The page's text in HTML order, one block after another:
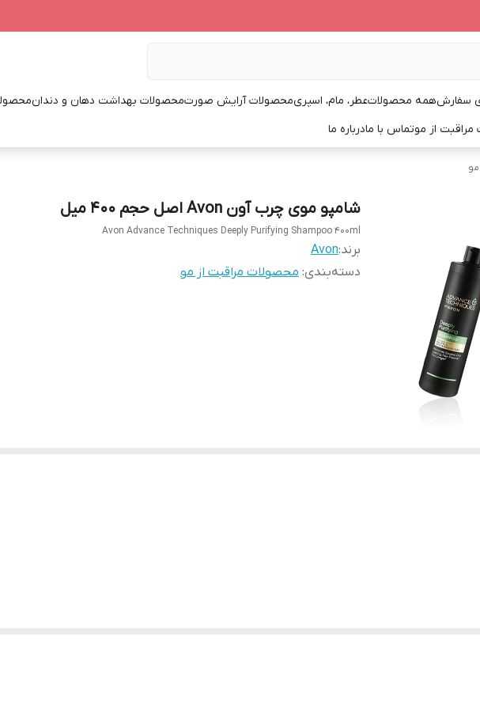
سفارشهمه محصولاتعطر، مام، اسپریمحصولات آرایش صورتمحصولات بهداشت دهان و دندان
از موتماس با مادرباره ما
شامپو موی چرب آون Avon اصل حجم 400 میل
Avon Advance Techniques Deeply Purifying Shampoo ۴۰۰ml
برند:Avon
دسته‌بندی: محصولات مراقبت از مو